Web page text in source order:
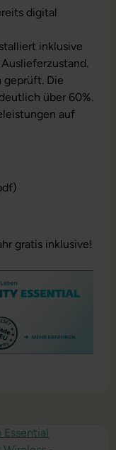
digital
inklusive
geprüft. Die
über 60%.
auf
gratis inklusive!